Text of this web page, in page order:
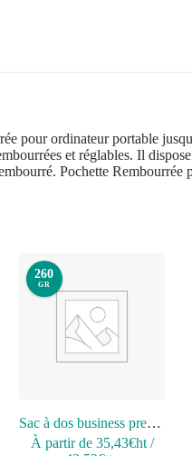
pour ordinateur portable
et réglables. Il
Pochette Rembourrée
260
GR
Sac à dos business premium
À partir de 35,43€ht/